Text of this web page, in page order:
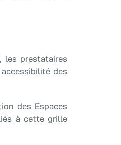
les prestataires
des
des Espaces
à cette grille